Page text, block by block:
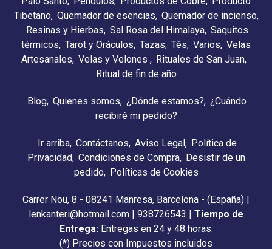
Tibetano Quemador de esencias Quemador de incienso
Resinas y Hierbas Sal Rosa del Himalaya Saquitos
térmicos Tarot y Oráculos Tazas Tés Varios Velas
Artesanales Velas y Velones
Rituales de San Juan
Ritual de fin de año
Blog Quienes somos ¿Dónde estamos?
¿Cuándo
recibiré mi pedido?
Ir arriba Contáctanos Aviso Legal
Política de
Privacidad Condiciones de Compra
Desistir de un
pedido
Políticas de Cookies
Carrer Nou, 8 - 08241 Manresa, Barcelona - (España) |
lenkanteri@hotmail.com | 938726543 | Tiempo de
Entrega: Entregas en 24 y 48 horas.
(*) Precios con Impuestos incluidos